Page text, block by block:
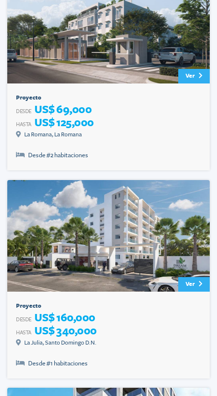
Ver
Proyecto
DESDE US$ 69,000
HASTA US$ 125,000
La Romana, La Romana
Desde #2 habitaciones
Ver
Proyecto
DESDE US$ 160,000
HASTA US$ 340,000
La Julia,Santo Domingo D.N.
Desde #1 habitaciones